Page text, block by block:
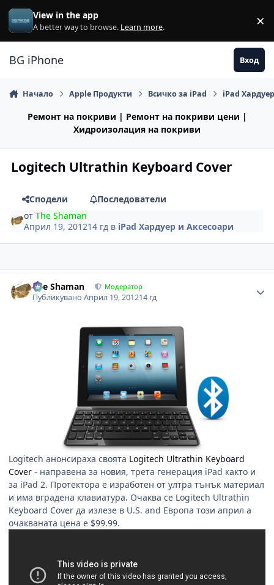
Премини към съдържанието
View in the app
A better way to browse. Learn more. ×
BG iPhone Вход
Начало Apple Продукти Всичко за iPad iPad
Ремонт на покриви | Ремонт на покриви цени |
Хидроизолация на покриви
Logitech Ultrathin Keyboard Cover
Сподели
Последователи
отThe Shaman
Април 19, 201214 гд в iPad Хардуер и Аксесоари
The Shaman Модератор
ПубликуваноАприл 19, 201214 гд
Logitech анонсираха своята Logitech Ultrathin Keyboard
Cover - направена за новия, трета генерация iPad както и
за iPad 2. Протектора е изработен от ултра тънък материал
и има вградена клавиатура. Очаква се Logitech Ultrathin
Keyboard Cover да излезе в U.S. and Европа този април а
очакваната цена е $99.99.